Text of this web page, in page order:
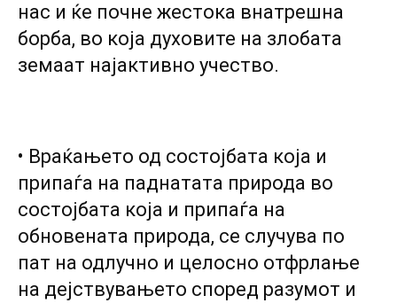
нас и ќе почне жестока внатрешна
борба, во која духовите на злобата
земаат најактивно учество.
• Враќањето од состојбата којa и
припаѓа на паднатата природа во
состојбата која и припаѓа на
обновената природа, се случува по
пат на одлучно и целосно отфрлање
на дејствувањето според разумот и